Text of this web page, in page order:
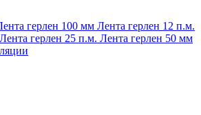
герлен 100 мм Лента герлен 12 п.м.
Лента герлен 25 п.м. Лента герлен 50 мм